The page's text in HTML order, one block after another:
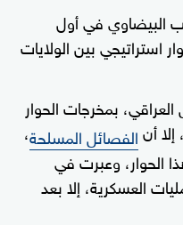
البيضاوي في أول
استراتيجي بين الولايات
بمخرجات الحوار
أنالفصائل المسلحة،
الحوار، وعبرت في
العسكرية، إلا بعد